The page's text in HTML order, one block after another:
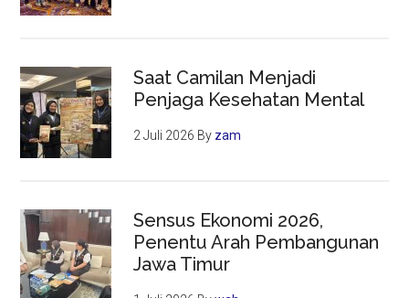
Saat Camilan Menjadi
Penjaga Kesehatan Mental
2 Juli 2026 By zam
Sensus Ekonomi 2026,
Penentu Arah Pembangunan
Jawa Timur